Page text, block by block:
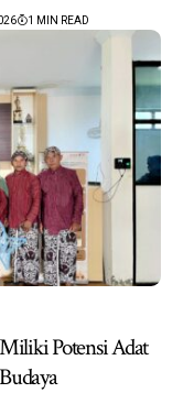
1 MIN READ
Potensi Adat